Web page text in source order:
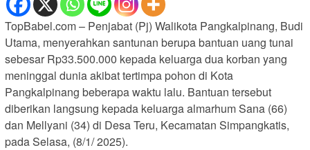
TopBabel.com – Penjabat (Pj) Walikota Pangkalpinang, Budi
Utama, menyerahkan santunan berupa bantuan uang tunai
sebesar Rp33.500.000 kepada keluarga dua korban yang
meninggal dunia akibat tertimpa pohon di Kota
Pangkalpinang beberapa waktu lalu. Bantuan tersebut
diberikan langsung kepada keluarga almarhum Sana (66)
dan Mellyani (34) di Desa Teru, Kecamatan Simpangkatis,
pada Selasa, (8/1/ 2025).